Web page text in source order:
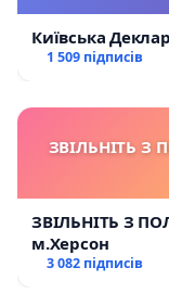
Київська
1 509 підписів
ЗВІЛЬНІТЬ З
ЗВІЛЬНІТЬ З
м.Херсон
3 082 підписів